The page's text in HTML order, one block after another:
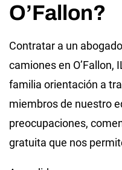
O’Fallon?
Contratar a un
camiones en O’Fallon,
familia orientación a
miembros de nuestro
preocupaciones,
gratuita que nos